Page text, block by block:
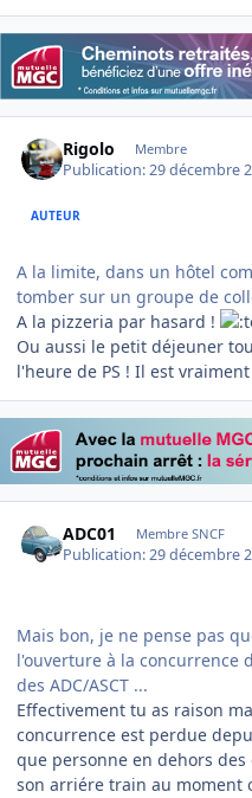
Rigolo Membre
Publication:29 décembre
AUTEUR
A la limite, dans un hôtel
tomber sur un groupe de
A la pizzeria par hasard !
Ou aussi le petit déjeuner
l'heure de PS ! Il est
ADC01 Membre SNCF
Publication:29 décembre
Mais bon, je ne pense pas
l'ouverture à la concurrence
des ADC/ASCT ...
Effectivement tu as raison
concurrence est perdue
que personne en dehors
son arriére train au moment